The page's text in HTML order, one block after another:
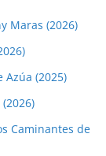
Maras (2026)
Azúa (2025)
Caminantes de